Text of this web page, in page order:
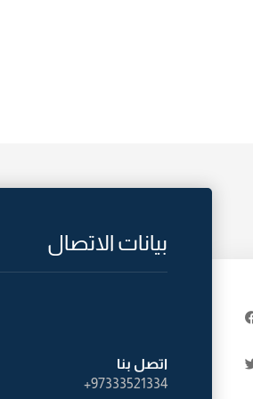
بيانات الاتصال
اتصل بنا
97333521334+